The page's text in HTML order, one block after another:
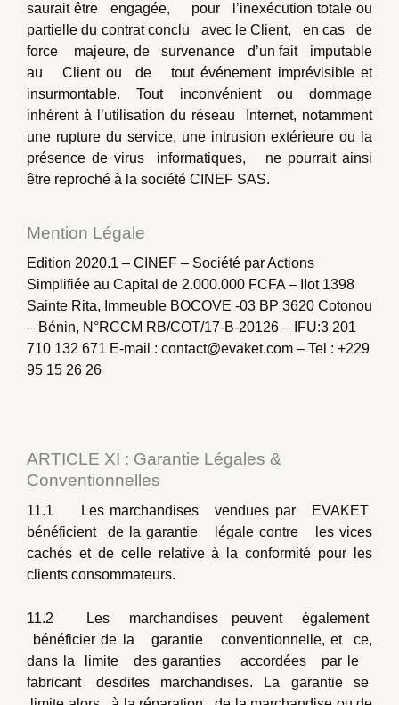
saurait être engagée, pour l’inexécution totale ou
partielle du contrat conclu avec le Client, en cas de
force majeure, de survenance d’un fait imputable
au Client ou de tout événement imprévisible et
insurmontable. Tout inconvénient ou dommage
inhérent à l’utilisation du réseau Internet, notamment
une rupture du service, une intrusion extérieure ou la
présence de virus informatiques, ne pourrait ainsi
être reproché à la société CINEF SAS.
Mention Légale
Edition 2020.1 – CINEF – Société par Actions
Simplifiée au Capital de 2.000.000 FCFA – IIot 1398
Sainte Rita, Immeuble BOCOVE -03 BP 3620 Cotonou
– Bénin, N°RCCM RB/COT/17-B-20126 – IFU:3 201
710 132 671 E-mail : contact@evaket.com – Tel : +229
95 15 26 26
ARTICLE XI : Garantie Légales &
Conventionnelles
11.1 Les marchandises vendues par EVAKET
bénéficient de la garantie légale contre les vices
cachés et de celle relative à la conformité pour les
clients consommateurs.
11.2 Les marchandises peuvent également
bénéficier de la garantie conventionnelle, et ce,
dans la limite des garanties accordées par le
fabricant desdites marchandises. La garantie se